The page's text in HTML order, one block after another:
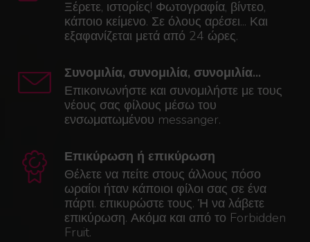
Ξέρετε, ιστορίες! Φωτογραφία, βίντεο,
κάποιο κείμενο. Σε όλους αρέσει... Και
εξαφανίζεται μετά από 24 ώρες.
Συνομιλία, συνομιλία, συνομιλία...
Επικοινωνήστε και συνομιλήστε με τους
νέους σας φίλους μέσω του
ενσωματωμένου messanger.
Επικύρωση ή επικύρωση
Θέλετε να πείτε στους άλλους πόσο
ωραίοι ήταν κάποιοι φίλοι σας σε ένα
πάρτι. επικυρώστε τους. Ή να λάβετε
επικύρωση. Ακόμα και από το Forbidden
Fruit.